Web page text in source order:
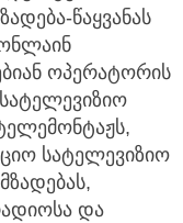
წაყვანას
ოპერატორის
სატელევიზიო
და